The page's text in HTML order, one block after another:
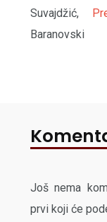
Suvajdžić,
Baranovski
Još nema
prvi koji će